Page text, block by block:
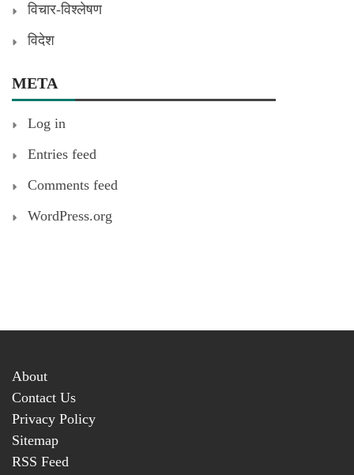
विचार-विश्लेषण
विदेश
META
Log in
Entries feed
Comments feed
WordPress.org
About
Contact Us
Privacy Policy
Sitemap
RSS Feed